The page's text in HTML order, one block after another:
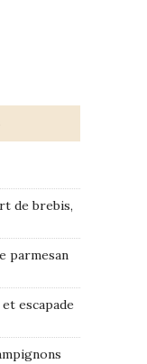
de brebis,
parmesan
escapade